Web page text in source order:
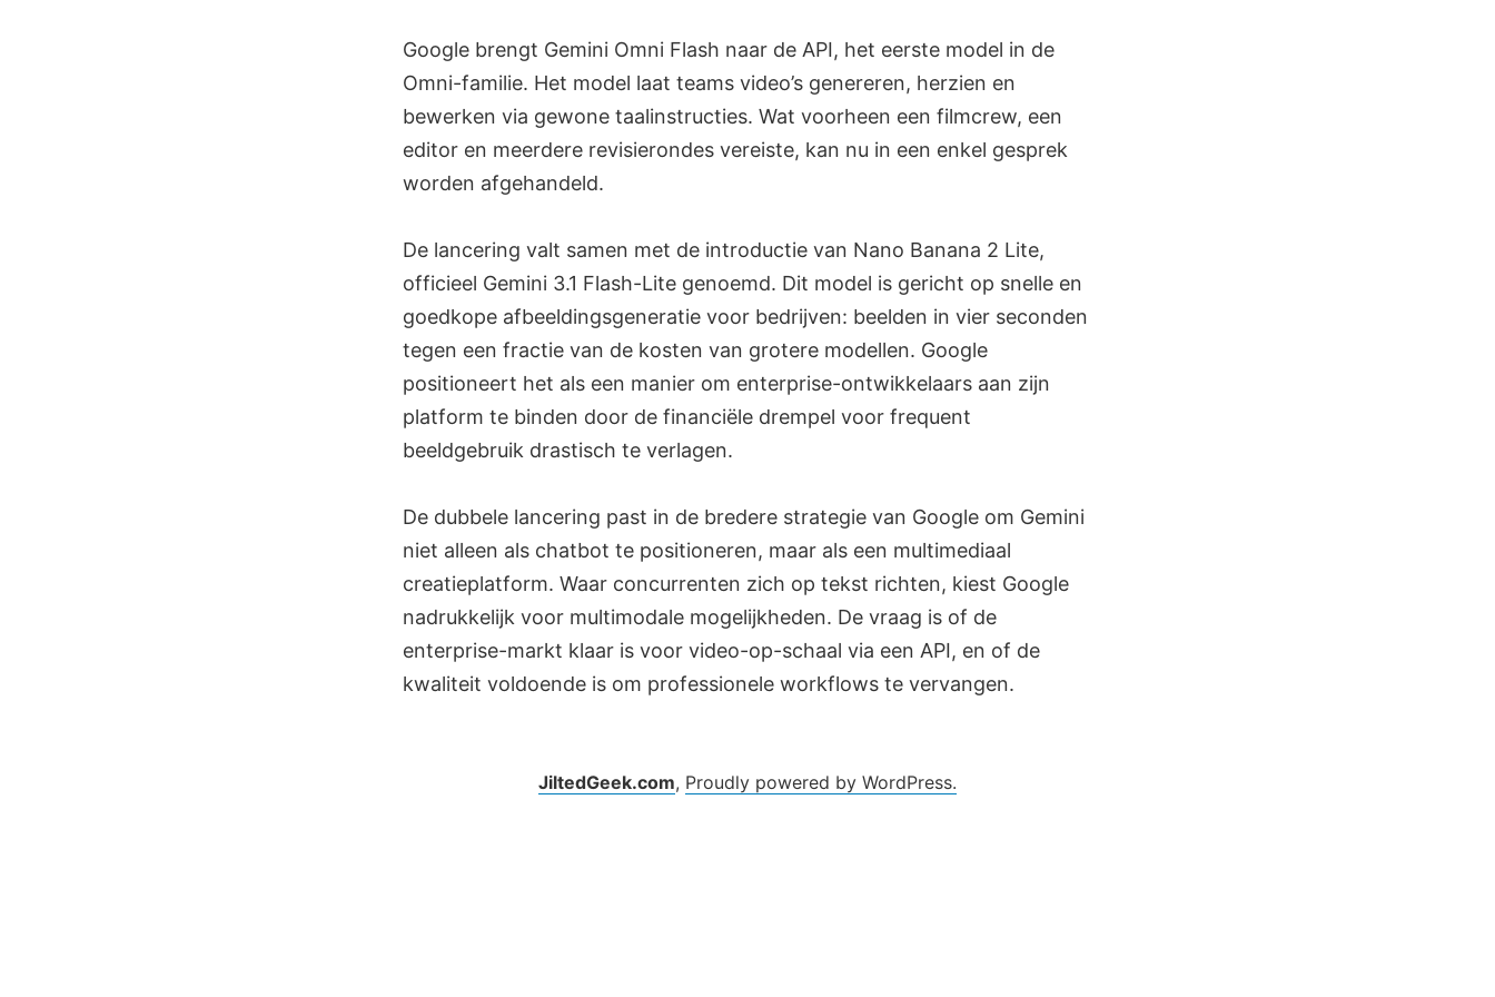
Google brengt Gemini Omni Flash naar de API, het eerste model in de
Omni-familie. Het model laat teams video’s genereren, herzien en
bewerken via gewone taalinstructies. Wat voorheen een filmcrew, een
editor en meerdere revisierondes vereiste, kan nu in een enkel gesprek
worden afgehandeld.
De lancering valt samen met de introductie van Nano Banana 2 Lite,
officieel Gemini 3.1 Flash-Lite genoemd. Dit model is gericht op snelle en
goedkope afbeeldingsgeneratie voor bedrijven: beelden in vier seconden
tegen een fractie van de kosten van grotere modellen. Google
positioneert het als een manier om enterprise-ontwikkelaars aan zijn
platform te binden door de financiële drempel voor frequent
beeldgebruik drastisch te verlagen.
De dubbele lancering past in de bredere strategie van Google om Gemini
niet alleen als chatbot te positioneren, maar als een multimediaal
creatieplatform. Waar concurrenten zich op tekst richten, kiest Google
nadrukkelijk voor multimodale mogelijkheden. De vraag is of de
enterprise-markt klaar is voor video-op-schaal via een API, en of de
kwaliteit voldoende is om professionele workflows te vervangen.
JiltedGeek.com, Proudly powered by WordPress.